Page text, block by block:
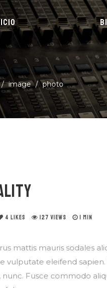
image / photo
4 LIKES 127 VIEWS 1 MIN
mattis mauris sodales
vulputate eleifend
nunc. Fusce commodo